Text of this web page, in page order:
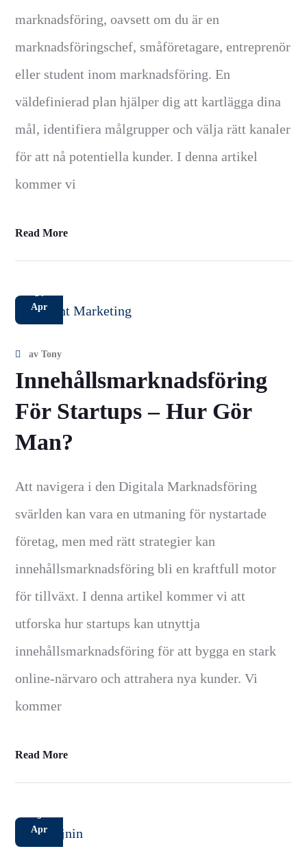
marknadsföring, oavsett om du är en
marknadsföringschef, småföretagare, entreprenör
eller student inom marknadsföring. En
väldefinierad plan hjälper dig att kartlägga dina
mål, identifiera målgrupper och välja rätt kanaler
för att nå potentiella kunder. I denna artikel
kommer vi
Read More
14
Apr
avTony
Innehållsmarknadsföring
För Startups – Hur Gör
Man?
Att navigera i den Digitala Marknadsföring
svärlden kan vara en utmaning för nystartade
företag, men med rätt strategier kan
innehållsmarknadsföring bli en kraftfull motor
för tillväxt. I denna artikel kommer vi att
utforska hur startups kan utnyttja
innehållsmarknadsföring för att bygga en stark
online-närvaro och attrahera nya kunder. Vi
kommer
Read More
9
Apr